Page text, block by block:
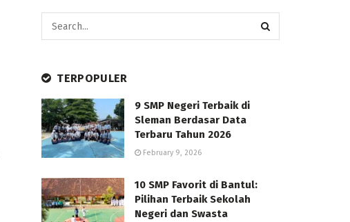
TERPOPULER
9 SMP Negeri Terbaik di
Sleman Berdasar Data
Terbaru Tahun 2026
February 9, 2026
10 SMP Favorit di Bantul:
Pilihan Terbaik Sekolah
Negeri dan Swasta